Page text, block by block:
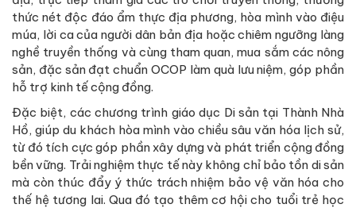
thức nét độc đáo ẩm thực địa phương, hòa mình vào điệu
múa, lời ca của người dân bản địa hoặc chiêm ngưỡng làng
nghề truyền thống và cùng tham quan, mua sắm các nông
sản, đặc sản đạt chuẩn OCOP làm quà lưu niệm, góp phần
hỗ trợ kinh tế cộng đồng.
Đặc biệt, các chương trình giáo dục Di sản tại Thành Nhà
Hồ, giúp du khách hòa mình vào chiều sâu văn hóa lịch sử,
từ đó tích cực góp phần xây dựng và phát triển cộng đồng
bền vững. Trải nghiệm thực tế này không chỉ bảo tồn di sản
mà còn thúc đẩy ý thức trách nhiệm bảo vệ văn hóa cho
thế hệ tương lai. Qua đó tạo thêm cơ hội cho tuổi trẻ học